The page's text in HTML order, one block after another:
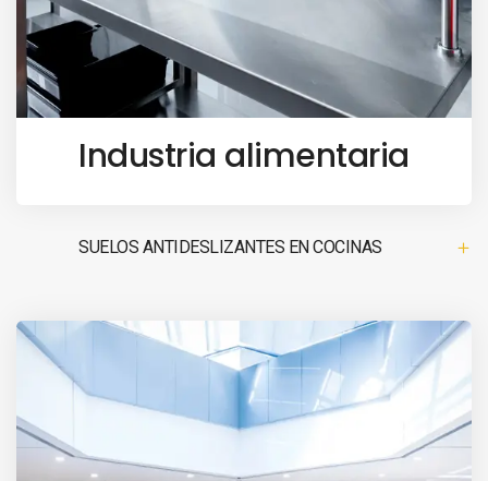
Industria alimentaria
SUELOS ANTIDESLIZANTES EN COCINAS